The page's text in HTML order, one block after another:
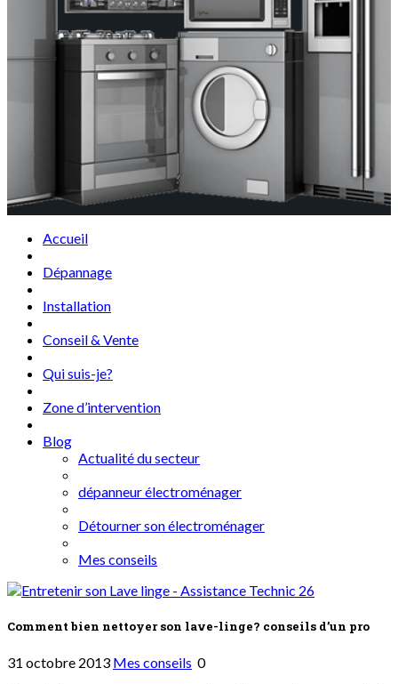
Accueil
Dépannage
Installation
Conseil & Vente
Qui suis-je?
Zone d’intervention
Blog
Actualité du secteur
dépanneur électroménager
Détourner son électroménager
Mes conseils
Comment bien nettoyer son lave-linge? conseils d’un pro
31 octobre 2013 Mes conseils 0